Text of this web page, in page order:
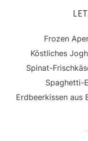
Frozen
Köstliches
Spinat-
Spaghetti-
Erdbeerkissen aus